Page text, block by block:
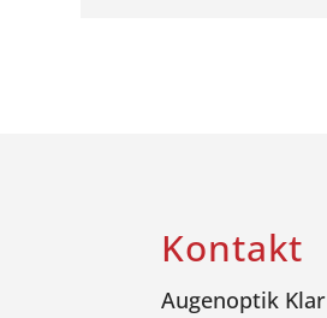
Kontakt
Augenoptik Klar